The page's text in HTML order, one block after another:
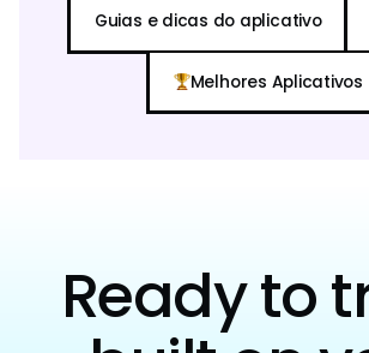
Guias e dicas do aplicativo
Melhores Aplicativos
Ready to